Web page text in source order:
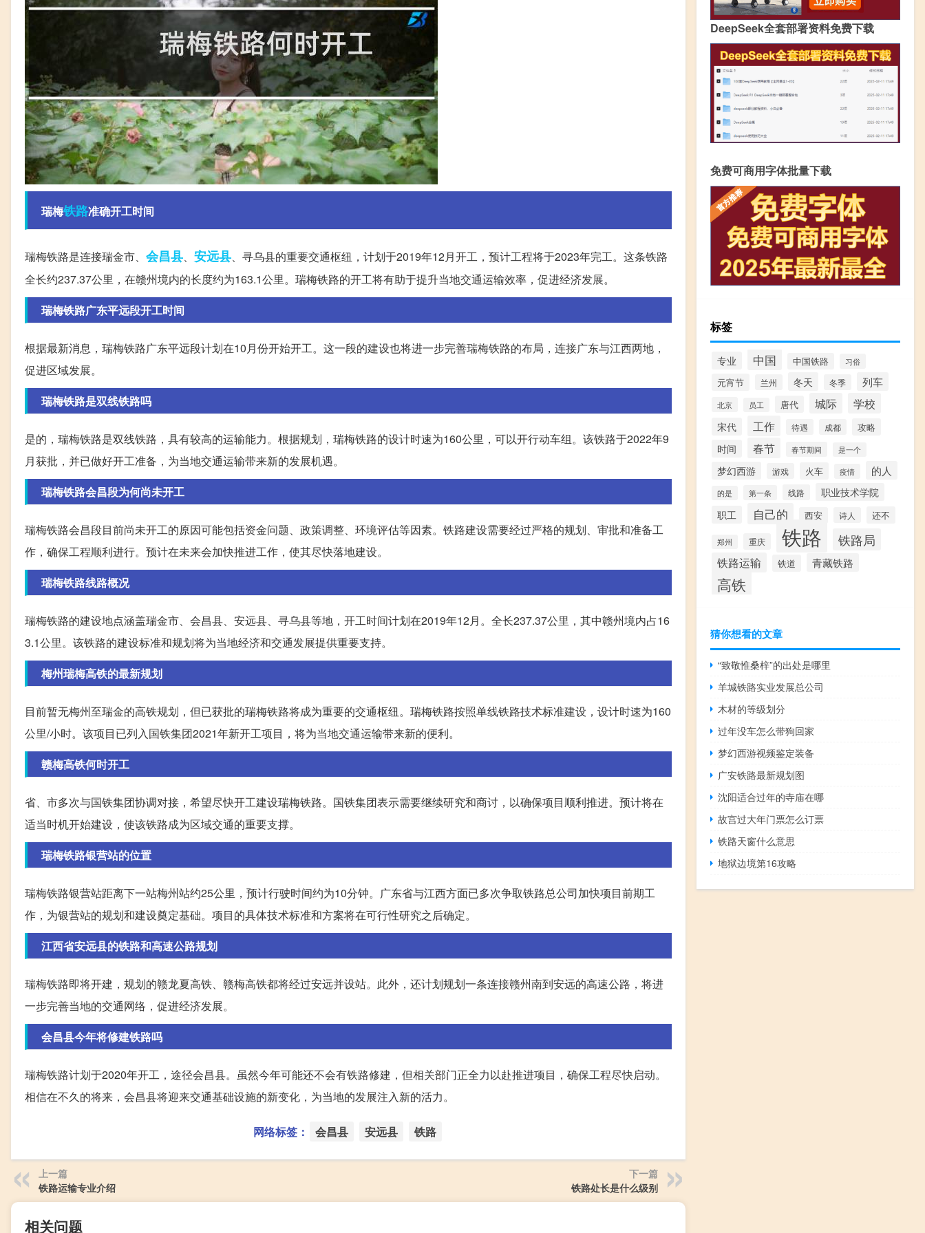
瑞梅铁路准确开工时间
瑞梅铁路是连接瑞金市、 会昌县、 安远县、寻乌县的重要交通枢纽，计划于2019年12月开工，预计工程将于2023年完工。这条铁路
全长约237.37公里，在赣州境内的长度约为163.1公里。瑞梅铁路的开工将有助于提升当地交通运输效率，促进经济发展。
瑞梅铁路广东平远段开工时间
根据最新消息，瑞梅铁路广东平远段计划在10月份开始开工。这一段的建设也将进一步完善瑞梅铁路的布局，连接广东与江西两地，
促进区域发展。
瑞梅铁路是双线铁路吗
是的，瑞梅铁路是双线铁路，具有较高的运输能力。根据规划，瑞梅铁路的设计时速为160公里，可以开行动车组。该铁路于2022年9
月获批，并已做好开工准备，为当地交通运输带来新的发展机遇。
瑞梅铁路会昌段为何尚未开工
瑞梅铁路会昌段目前尚未开工的原因可能包括资金问题、政策调整、环境评估等因素。铁路建设需要经过严格的规划、审批和准备工
作，确保工程顺利进行。预计在未来会加快推进工作，使其尽快落地建设。
瑞梅铁路线路概况
瑞梅铁路的建设地点涵盖瑞金市、会昌县、安远县、寻乌县等地，开工时间计划在2019年12月。全长237.37公里，其中赣州境内占16
3.1公里。该铁路的建设标准和规划将为当地经济和交通发展提供重要支持。
梅州瑞梅高铁的最新规划
目前暂无梅州至瑞金的高铁规划，但已获批的瑞梅铁路将成为重要的交通枢纽。瑞梅铁路按照单线铁路技术标准建设，设计时速为160
公里/小时。该项目已列入国铁集团2021年新开工项目，将为当地交通运输带来新的便利。
赣梅高铁何时开工
省、市多次与国铁集团协调对接，希望尽快开工建设瑞梅铁路。国铁集团表示需要继续研究和商讨，以确保项目顺利推进。预计将在
适当时机开始建设，使该铁路成为区域交通的重要支撑。
瑞梅铁路银营站的位置
瑞梅铁路银营站距离下一站梅州站约25公里，预计行驶时间约为10分钟。广东省与江西方面已多次争取铁路总公司加快项目前期工
作，为银营站的规划和建设奠定基础。项目的具体技术标准和方案将在可行性研究之后确定。
江西省安远县的铁路和高速公路规划
瑞梅铁路即将开建，规划的赣龙夏高铁、赣梅高铁都将经过安远并设站。此外，还计划规划一条连接赣州南到安远的高速公路，将进
一步完善当地的交通网络，促进经济发展。
会昌县今年将修建铁路吗
瑞梅铁路计划于2020年开工，途径会昌县。虽然今年可能还不会有铁路修建，但相关部门正全力以赴推进项目，确保工程尽快启动。
相信在不久的将来，会昌县将迎来交通基础设施的新变化，为当地的发展注入新的活力。
网络标签： 会昌县 安远县 铁路
上一篇
铁路运输专业介绍
下一篇
铁路处长是什么级别
相关问题
DeepSeek全套部署资料免费下载
免费可商用字体批量下载
标签
专业 中国 中国铁路 习俗
元宵节 兰州 冬天 冬季 列车
北京 员工 唐代 城际 学校
宋代 工作 待遇 成都 攻略
时间 春节 春节期间 是一个
梦幻西游 游戏 火车 疫情 的人
的是 第一条 线路
职业技术学院
职工
自己的 西安 诗人 还不
郑州 重庆 铁路 铁路局
铁路运输 铁道 青藏铁路
高铁
猜你想看的文章
“致敬惟桑梓”的出处是哪里
羊城铁路实业发展总公司
木材的等级划分
过年没车怎么带狗回家
梦幻西游视频鉴定装备
广安铁路最新规划图
沈阳适合过年的寺庙在哪
故宫过大年门票怎么订票
铁路天窗什么意思
地狱边境第16攻略